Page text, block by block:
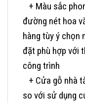
+ Màu sắc
đường nét hoa
hàng tùy ý chọn
đặt phù hợp với
công trình
+ Cửa gỗ nhà
so với sử dụng